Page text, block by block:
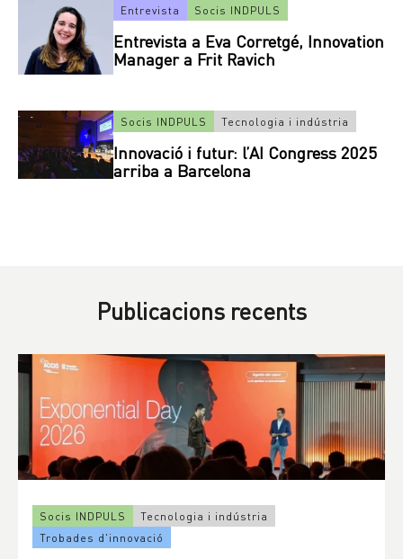
Entrevista Socis INDPULS
Entrevista a Eva Corretgé, Innovation
Manager a Frit Ravich
Socis INDPULS Tecnologia i indústria
Innovació i futur: l’AI Congress 2025
arriba a Barcelona
Publicacions recents
Socis INDPULS
Tecnologia i indústria
Trobades d'innovació